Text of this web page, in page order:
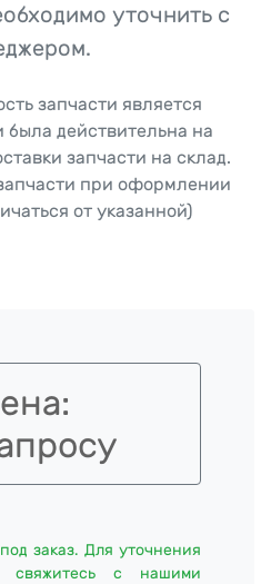
уточнить с
запчасти является
действительна на
запчасти на склад.
при оформлении
от указанной)
заказ. Для уточнения
свяжитесь с нашими